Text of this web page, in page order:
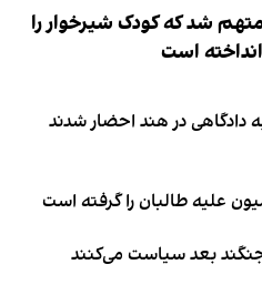
شد که کودک شیرخوار را
است
در هند احضار شدند
علیه طالبان را گرفته است
بعد سیاست می‌کنند